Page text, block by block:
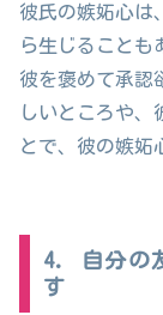
彼氏の嫉妬心は
ら生じることも
彼を褒めて承認
しいところや、
とで、彼の嫉妬
4. 自分の
す